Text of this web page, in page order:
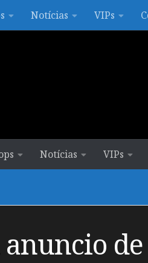
Notícias VIPs
Notícias VIPs